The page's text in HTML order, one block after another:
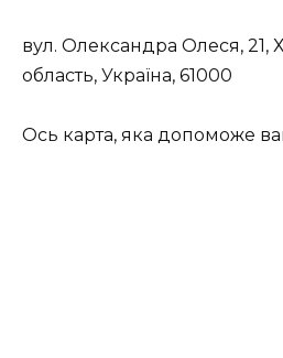
вул. Олександра Олеся, 21,
область, Україна, 61000
Ось карта, яка допоможе